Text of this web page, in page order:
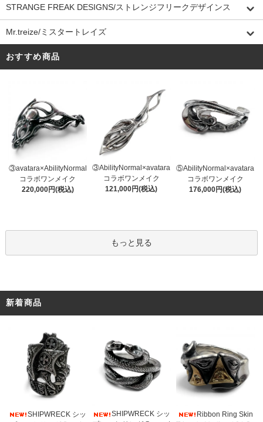
STRANGE FREAK DESIGNS/ストレンジフリークデザインス
Mr.treize/ミスタートレイズ
おすすめ商品
③avatara×AbilityNormal
コラボワンメイク
220,000円(税込)
③AbilityNormal×avatara
コラボワンメイク
121,000円(税込)
⑤AbilityNormal×avatara
コラボワンメイク
176,000円(税込)
もっと見る
新着商品
SHIPWRECK シッ
SHIPWRECK シッ
Ribbon Ring Skin